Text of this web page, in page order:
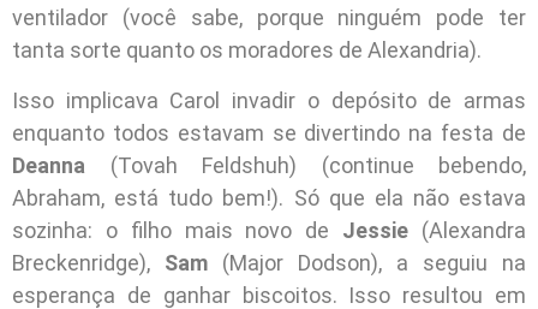
ventilador (você sabe, porque ninguém pode ter
tanta sorte quanto os moradores de Alexandria).
Isso implicava Carol invadir o depósito de armas
enquanto todos estavam se divertindo na festa de
Deanna (Tovah Feldshuh) (continue bebendo,
Abraham, está tudo bem!). Só que ela não estava
sozinha: o filho mais novo de Jessie (Alexandra
Breckenridge), Sam (Major Dodson), a seguiu na
esperança de ganhar biscoitos. Isso resultou em